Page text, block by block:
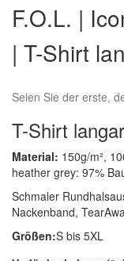
der
Bildergalerie
springen
F.O.L. |
| T-Shirt
Seien Sie der erste,
T-Shirt
Material: 150g/m²,
heather grey: 97%
Schmaler
Nackenband,
Größen:S bis 5XL